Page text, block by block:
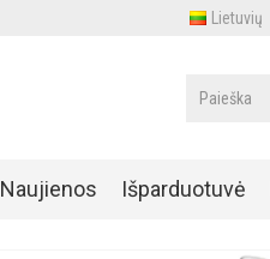
Lietuvių
Naujienos Išparduotuvė